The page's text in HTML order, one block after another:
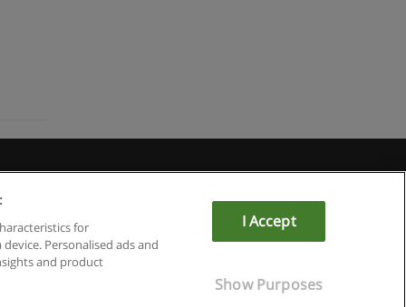
for
Personalised ads and
and product
I Accept
Show Purposes